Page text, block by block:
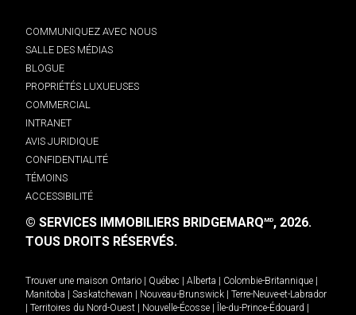
COMMUNIQUEZ AVEC NOUS
SALLE DES MÉDIAS
BLOGUE
PROPRIÉTÉS LUXUEUSES
COMMERCIAL
INTRANET
AVIS JURIDIQUE
CONFIDENTIALITÉ
TÉMOINS
ACCESSIBILITÉ
© SERVICES IMMOBILIERS BRIDGEMARQMD, 2026.
TOUS DROITS RÉSERVÉS.
Trouver une maison Ontario Québec Alberta Colombie-Britannique
Manitoba
Saskatchewan Nouveau-Brunswick
Terre-Neuve-et-Labrador
Territoires du Nord-Ouest Nouvelle-Écosse Île-du-Prince-Édouard